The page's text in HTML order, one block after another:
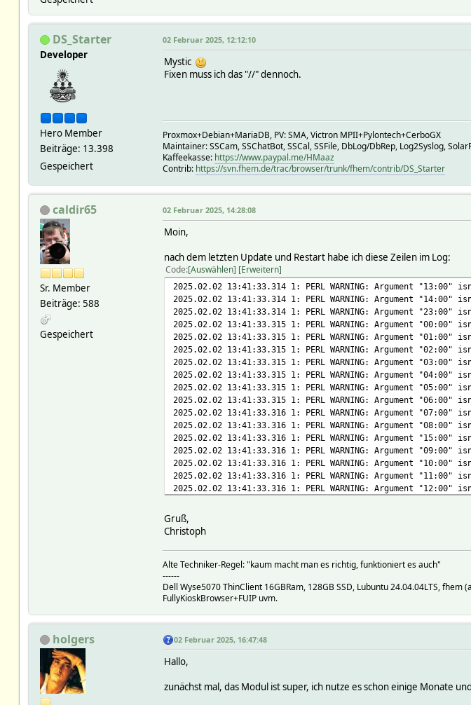
DS_Starter
Developer
Hero Member
Beiträge: 13.398
Gespeichert
02 Februar 2025, 12:12:10
Mystic
Fixen muss ich das "//" dennoch.
Proxmox+Debian+MariaDB, PV: SMA, Victron MPII+Pylontech+CerboGX
Maintainer: SSCam, SSChatBot, SSCal, SSFile, DbLog/DbRep, Log2Syslog,
Kaffeekasse: https://www.paypal.me/HMaaz
Contrib: https://svn.fhem.de/trac/browser/trunk/fhem/contrib/DS_Starter
caldir65
Sr. Member
Beiträge: 588
Gespeichert
02 Februar 2025, 14:28:08
Moin,
nach dem letzten Update und Restart habe ich diese Zeilen im Log:
Code Auswählen Erweitern
2025.02.02 13:41:33.314 1: PERL WARNING: Argument
2025.02.02 13:41:33.314 1: PERL WARNING: Argument
2025.02.02 13:41:33.314 1: PERL WARNING: Argument
2025.02.02 13:41:33.315 1: PERL WARNING: Argument
2025.02.02 13:41:33.315 1: PERL WARNING: Argument
2025.02.02 13:41:33.315 1: PERL WARNING: Argument
2025.02.02 13:41:33.315 1: PERL WARNING: Argument
2025.02.02 13:41:33.315 1: PERL WARNING: Argument
2025.02.02 13:41:33.315 1: PERL WARNING: Argument
2025.02.02 13:41:33.315 1: PERL WARNING: Argument
2025.02.02 13:41:33.316 1: PERL WARNING: Argument
2025.02.02 13:41:33.316 1: PERL WARNING: Argument
2025.02.02 13:41:33.316 1: PERL WARNING: Argument
2025.02.02 13:41:33.316 1: PERL WARNING: Argument
2025.02.02 13:41:33.316 1: PERL WARNING: Argument
2025.02.02 13:41:33.316 1: PERL WARNING: Argument
2025.02.02 13:41:33.316 1: PERL WARNING: Argument
2025.02.02 13:41:33.317 1: PERL WARNING: Argument
2025.02.02 13:41:33.317 1: PERL WARNING: Argument
2025.02.02 13:41:33.317 1: PERL WARNING: Argument
2025.02.02 13:41:33.317 1: PERL WARNING: Argument
2025.02.02 13:41:33.317 1: PERL WARNING: Argument
2025.02.02 13:41:33.318 1: PERL WARNING: Argument
Gruß,
Christoph
Alte Techniker-Regel: "kaum macht man es richtig, funktioniert es auch"
------
Dell Wyse5070 ThinClient 16GBRam, 128GB SSD, Lubuntu 24.04.04LTS,
FullyKioskBrowser+FUIP uvm.
holgers 02 Februar 2025, 16:47:48
Hallo,
zunächst mal, das Modul ist super, ich nutze es schon einige Monate